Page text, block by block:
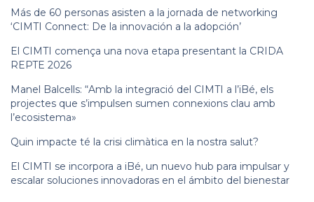
Más de 60 personas asisten a la jornada de networking
‘CIMTI Connect: De la innovación a la adopción’
El CIMTI comença una nova etapa presentant la CRIDA
REPTE 2026
Manel Balcells: “Amb la integració del CIMTI a l’iBé, els
projectes que s’impulsen sumen connexions clau amb
l’ecosistema»
Quin impacte té la crisi climàtica en la nostra salut?
El CIMTI se incorpora a iBé, un nuevo hub para impulsar y
escalar soluciones innovadoras en el ámbito del bienestar